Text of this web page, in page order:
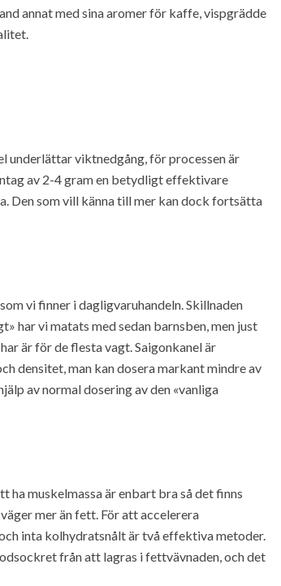
annat med sina aromer för kaffe, vispgrädde
underlättar viktnedgång, för processen är
av 2-4 gram en betydligt effektivare
Den som vill känna till mer kan dock fortsätta
vi finner i dagligvaruhandeln. Skillnaden
har vi matats med sedan barnsben, men just
är för de flesta vagt. Saigonkanel är
densitet, man kan dosera markant mindre av
av normal dosering av den «vanliga
ha muskelmassa är enbart bra så det finns
mer än fett. För att accelerera
inta kolhydratsnålt är två effektiva metoder.
från att lagras i fettvävnaden, och det